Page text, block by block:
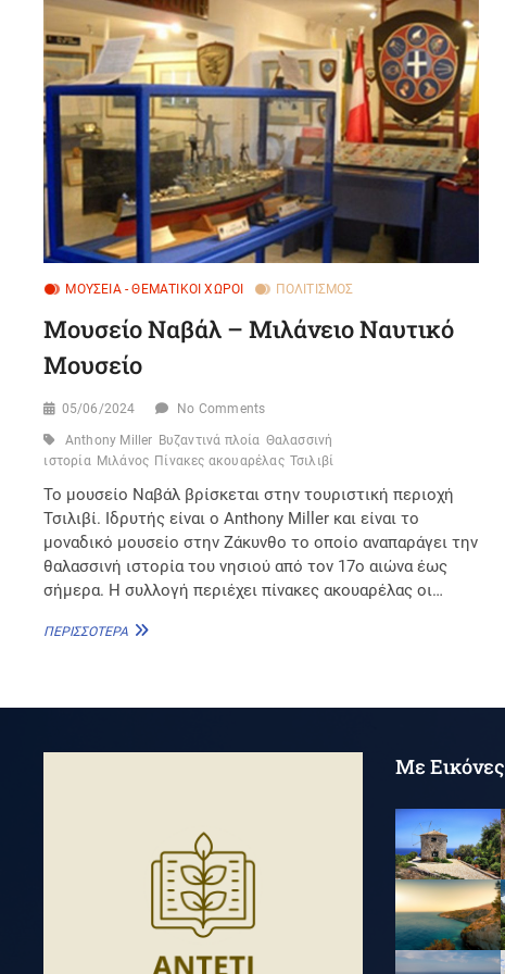
ΜΟΥΣΕΊΑ - ΘΕΜΑΤΙΚΟΊ ΧΏΡΟΙ ΠΟΛΙΤΙΣΜΌΣ
Μουσείο Ναβάλ – Μιλάνειο Ναυτικό
Μουσείο
05/06/2024 No Comments
Anthony Miller Βυζαντινά πλοία Θαλασσινή
ιστορία Μιλάνος Πίνακες ακουαρέλας Τσιλιβί
Το μουσείο Ναβάλ βρίσκεται στην τουριστική περιοχή
Τσιλιβί. Ιδρυτής είναι ο Anthony Miller και είναι το
μοναδικό μουσείο στην Ζάκυνθο το οποίο αναπαράγει την
θαλασσινή ιστορία του νησιού από τον 17ο αιώνα έως
σήμερα. Η συλλογή περιέχει πίνακες ακουαρέλας οι…
ΠΕΡΙΣΣΌΤΕΡΑ ΜΟΥΣΕΊΟ
ΝΑΥΤΙΚΌ
Με Εικόνες